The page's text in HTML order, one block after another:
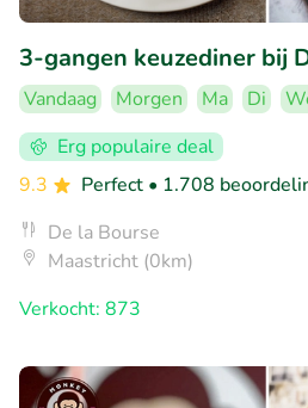
3-gangen keuzediner bij
Vandaag Morgen Ma Di
Erg populaire deal
9.3
Perfect • 1.708
De la Bourse
Maastricht (0km)
Verkocht: 873